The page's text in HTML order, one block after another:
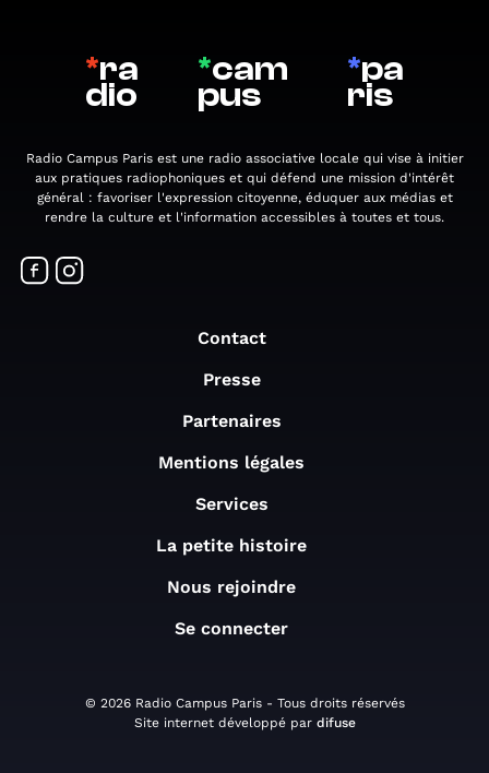
*ra
dio
*cam
pus
*pa
ris
Radio Campus Paris est une radio associative locale qui vise à initier
aux pratiques radiophoniques et qui défend une mission d'intérêt
général : favoriser l'expression citoyenne, éduquer aux médias et
rendre la culture et l'information accessibles à toutes et tous.
Contact
Presse
Partenaires
Mentions légales
Services
La petite histoire
Nous rejoindre
Se connecter
© 2026 Radio Campus Paris - Tous droits réservés
Site internet développé par difuse